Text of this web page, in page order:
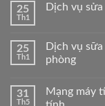
25
Th1
Dịch vụ
25
Th1
Dịch vụ
phòng
31
Th5
Mạng máy